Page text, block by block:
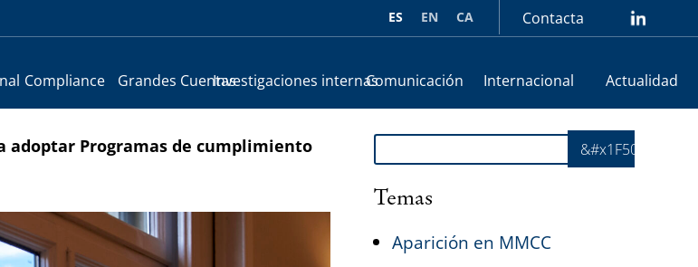
CA
EN
ES Contacta lin
Compliance Grandes CuentasInvestigaciones internasComunicación Internacional Actualidad
adoptar Programas de cumplimiento
Buscar &#x1F50E;
Temas
Aparición en MMCC